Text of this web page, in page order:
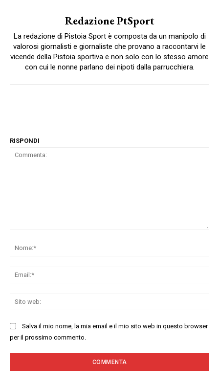
Redazione PtSport
La redazione di Pistoia Sport è composta da un manipolo di
valorosi giornalisti e giornaliste che provano a raccontarvi le
vicende della Pistoia sportiva e non solo con lo stesso amore
con cui le nonne parlano dei nipoti dalla parrucchiera.
RISPONDI
Salva il mio nome, la mia email e il mio sito web in questo browser
per il prossimo commento.